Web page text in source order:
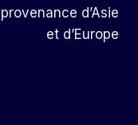
d’Asie
et d’Europe